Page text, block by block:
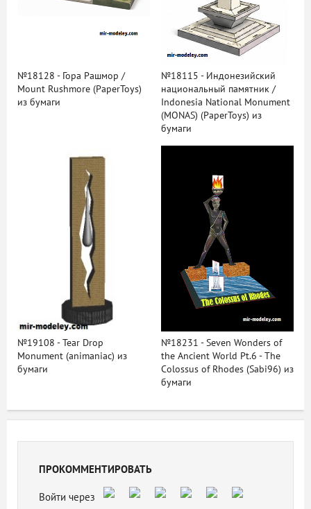
№18128 - Гора Рашмор /
Mount Rushmore (PaperToys)
из бумаги
№18115 - Индонезийский
национальный памятник /
Indonesia National Monument
(MONAS) (PaperToys) из
бумаги
№19108 - Tear Drop
Monument (animaniac) из
бумаги
№18231 - Seven Wonders of
the Ancient World Pt.6 - The
Colossus of Rhodes (Sabi96) из
бумаги
ПРОКОММЕНТИРОВАТЬ